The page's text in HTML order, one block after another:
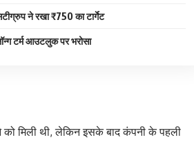
ने रखा ₹750 का टार्गेट
टर्म आउटलुक पर भरोसा
मिली थी, लेकिन इसके बाद कंपनी के पहली